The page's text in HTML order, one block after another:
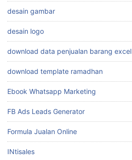
desain gambar
desain logo
download data penjualan barang excel
download template ramadhan
Ebook Whatsapp Marketing
FB Ads Leads Generator
Formula Jualan Online
INtisales